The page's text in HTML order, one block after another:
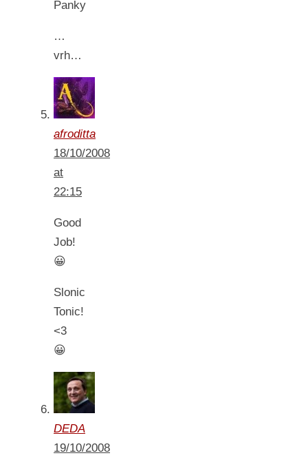
Panky
…
vrh…
afroditta
18/10/2008
at
22:15
Good
Job!
😀
Slonic
Tonic!
<3
😀
DEDA
19/10/2008